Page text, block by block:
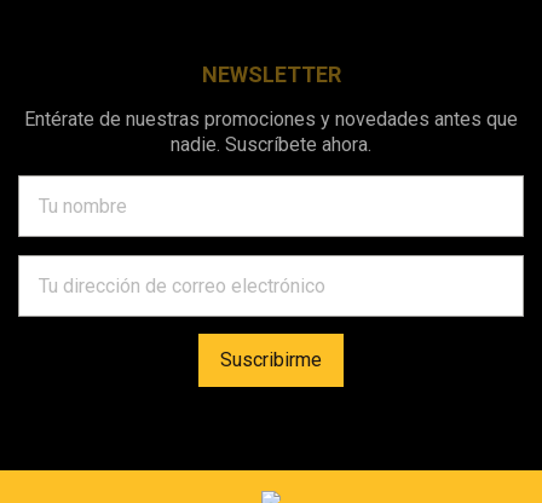
NEWSLETTER
Entérate de nuestras promociones y novedades antes que
nadie. Suscríbete ahora.